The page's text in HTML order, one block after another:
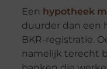
Een hypotheek
duurder dan een
BKR-registratie.
namelijk terecht